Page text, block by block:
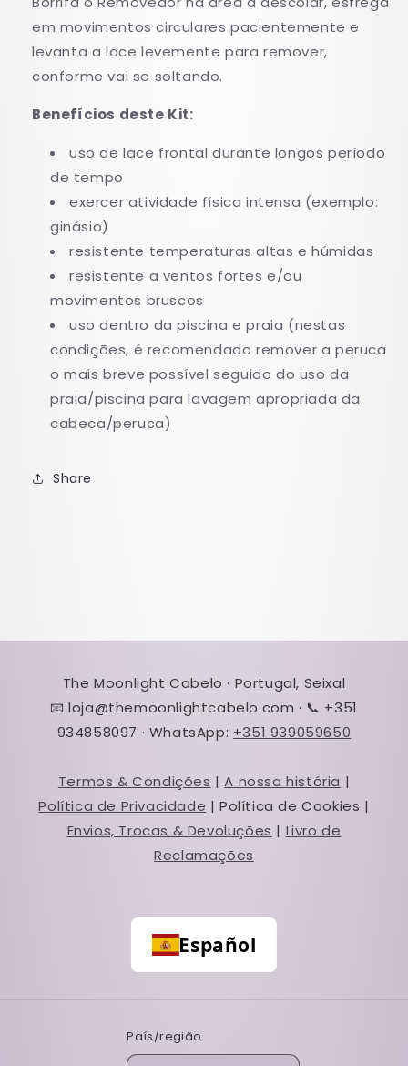
em movimentos circulares pacientemente e
levanta a lace levemente para remover,
conforme vai se soltando.
Benefícios deste Kit:
uso de lace frontal durante longos período
de tempo
exercer atividade física intensa (exemplo:
ginásio)
resistente temperaturas altas e húmidas
resistente a ventos fortes e/ou
movimentos bruscos
uso dentro da piscina e praia (nestas
condiçōes, é recomendado remover a peruca
o mais breve possível seguido do uso da
praia/piscina para lavagem apropriada da
cabeca/peruca)
Share
The Moonlight Cabelo · Portugal, Seixal
📧 loja@themoonlightcabelo.com · 📞 +351
934858097 · WhatsApp: +351 939059650
Termos & Condições |A nossa história |
Política de Privacidade | Política de Cookies |
Envios, Trocas & Devoluções | Livro de
Reclamações
Español
País/região